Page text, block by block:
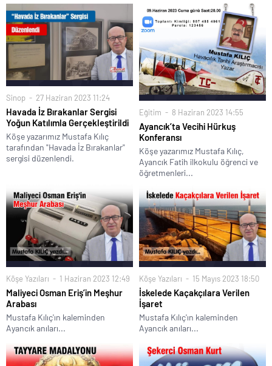
Sığacık’tan güçlü mesaj: “Deniz bizim, Sığacık hepimizin”
Maltepe’de çocuklar kitapların renkli dünyasında buluştu
Sinop 27 Haziran 2023 11:24
Havada İz Bırakanlar Sergisi
Yoğun Katılımla Gerçekleştirildi
Köşe yazarımız Mustafa Kılıç
tarafından "Havada İz Bırakanlar"
sergisi düzenlendi.
Eğitim 8 Haziran 2023 14:55
Ayancık’ta Vecihi Hürkuş
Konferansı
Köşe yazarımız Mustafa Kılıç,
Ayancık Fatih ilkokulu öğrenci ve
öğretmenleri...
Köşe Yazıları 1 Haziran 2023 12:49
Maliyeci Osman Eriş’in Meşhur
Arabası
Mustafa Kılıç'ın kaleminden
Ayancık anıları...
Köşe Yazıları 15 Mayıs 2023 18:50
İskelede Kaçakçılara Verilen
İşaret
Mustafa Kılıç'ın kaleminden
Ayancık anıları...